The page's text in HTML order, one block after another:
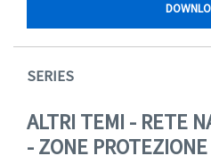
SERIES
ALTRI TEMI - RETE
- ZONE